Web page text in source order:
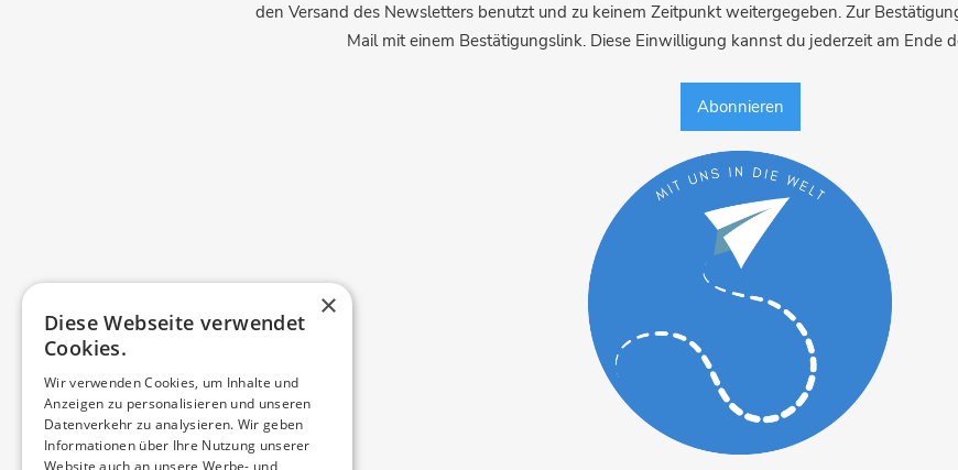
den Versand des Newsletters benutzt und zu keinem Zeitpunkt weitergegeben. Zur
Mail mit einem Bestätigungslink. Diese Einwilligung kannst du jederzeit am Ende
×
Diese Webseite verwendet
Cookies.
Wir verwenden Cookies, um Inhalte und
Anzeigen zu personalisieren und unseren
Datenverkehr zu analysieren. Wir geben
Informationen über Ihre Nutzung unserer
Website auch an unsere Werbe- und